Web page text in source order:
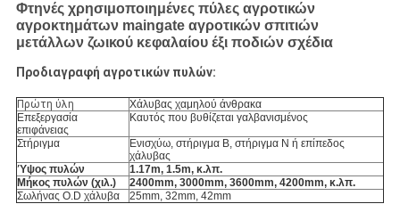
Φτηνές χρησιμοποιημένες πύλες αγροτικών
αγροκτημάτων maingate αγροτικών σπιτιών
μετάλλων ζωικού κεφαλαίου έξι ποδιών σχέδια
Προδιαγραφή αγροτικών πυλών:
Πρώτη ύλη
Χάλυβας χαμηλού άνθρακα
Επεξεργασία
επιφάνειας
Καυτός που βυθίζεται γαλβανισμένος
Στήριγμα
Ενισχύω, στήριγμα Β, στήριγμα Ν ή επίπεδος
χάλυβας
Ύψος πυλών
1.17m, 1.5m, κ.λπ.
Μήκος πυλών (χιλ.)
2400mm, 3000mm, 3600mm, 4200mm, κ.λπ.
Σωλήνας O.D χάλυβα
25mm, 32mm, 42mm